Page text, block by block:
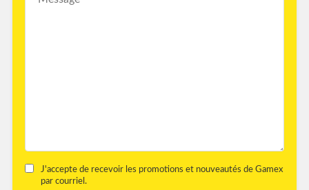
J'accepte de recevoir les promotions et nouveautés de Gamex
par courriel.